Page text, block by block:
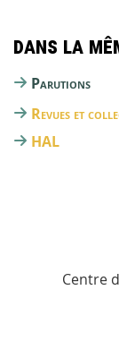
Dans la
Parutions
Revues et
HAL
Centre